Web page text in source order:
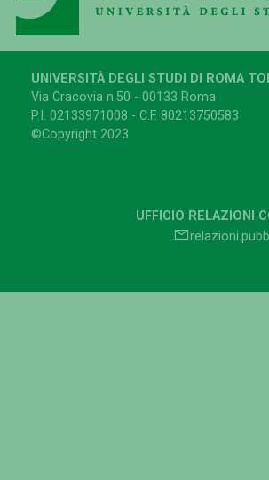
UNIVERSITÀ DEGLI STUDI DI ROMA
Via Cracovia n.50 - 00133 Roma
P.I. 02133971008 - C.F. 80213750583
©Copyright 2023
UFFICIO RELAZIONI